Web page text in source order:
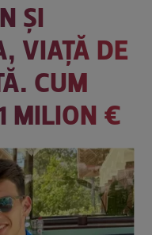
ȘI
VIAȚĂ DE
CUM
MILION €